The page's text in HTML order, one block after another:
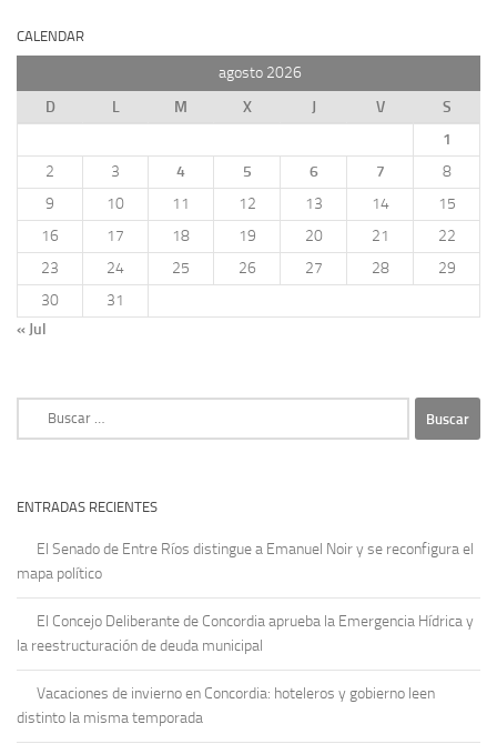
CALENDAR
agosto 2026
D
L M X J V
S
1
2
3 4 5 6 7
8
9
10 11 12 13 14
15
16
17 18 19 20 21
22
23
24 25 26 27 28
29
30
31
« Jul
ENTRADAS RECIENTES
El Senado de Entre Ríos distingue a Emanuel Noir y se reconfigura el
mapa político
El Concejo Deliberante de Concordia aprueba la Emergencia Hídrica y
la reestructuración de deuda municipal
Vacaciones de invierno en Concordia: hoteleros y gobierno leen
distinto la misma temporada